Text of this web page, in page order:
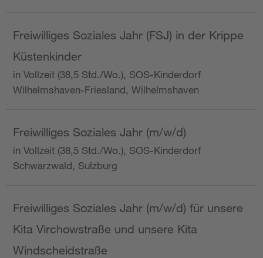
Freiwilliges Soziales Jahr (FSJ) in der Krippe
Küstenkinder
in Vollzeit (38,5 Std./Wo.), SOS-Kinderdorf
Wilhelmshaven-Friesland, Wilhelmshaven
Freiwilliges Soziales Jahr (m/w/d)
in Vollzeit (38,5 Std./Wo.), SOS-Kinderdorf
Schwarzwald, Sulzburg
Freiwilliges Soziales Jahr (m/w/d) für unsere
Kita Virchowstraße und unsere Kita
Windscheidstraße